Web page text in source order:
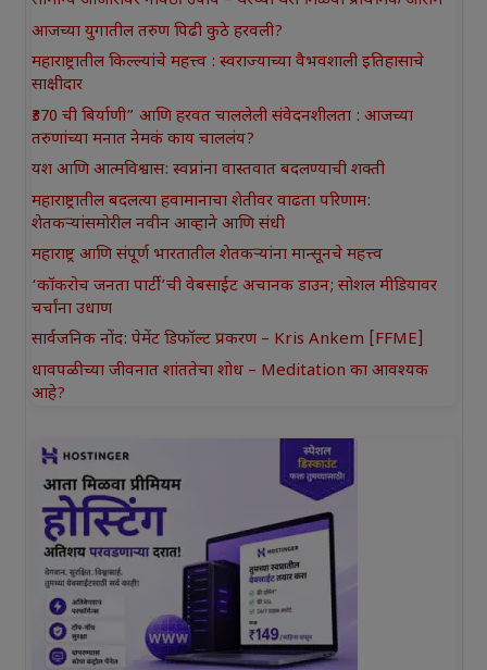
आजच्या युगातील तरुण पिढी कुठे हरवली?
महाराष्ट्रातील किल्ल्यांचे महत्त्व : स्वराज्याच्या वैभवशाली इतिहासाचे
साक्षीदार
₹370 ची बिर्याणी” आणि हरवत चाललेली संवेदनशीलता : आजच्या
तरुणांच्या मनात नेमकं काय चाललंय?
यश आणि आत्मविश्वास: स्वप्नांना वास्तवात बदलण्याची शक्ती
महाराष्ट्रातील बदलत्या हवामानाचा शेतीवर वाढता परिणाम:
शेतकऱ्यांसमोरील नवीन आव्हाने आणि संधी
महाराष्ट्र आणि संपूर्ण भारतातील शेतकऱ्यांना मान्सूनचे महत्त्व
‘कॉकरोच जनता पार्टी’ची वेबसाईट अचानक डाउन; सोशल मीडियावर
चर्चांना उधाण
सार्वजनिक नोंद: पेमेंट डिफॉल्ट प्रकरण – Kris Ankem [FFME]
धावपळीच्या जीवनात शांततेचा शोध – Meditation का आवश्यक
आहे?